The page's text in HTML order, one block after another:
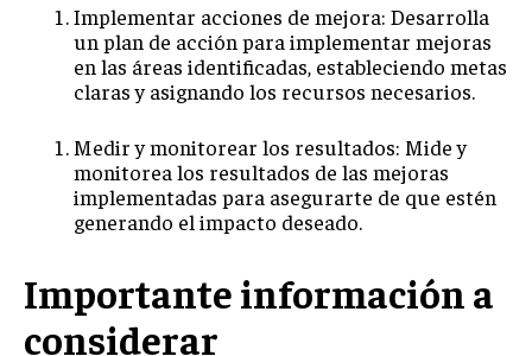
MARKETING B2B
MARKETING B2C
MARKETING DE INFLUENCERS
E-COMMERCE
ESTRATEGIAS DE PRICING Y GESTIÓN DE
PRECIOS
Implementar acciones de mejora: Desarrolla
un plan de acción para implementar mejoras
en las áreas identificadas, estableciendo metas
claras y asignando los recursos necesarios.
Medir y monitorear los resultados: Mide y
monitorea los resultados de las mejoras
implementadas para asegurarte de que estén
generando el impacto deseado.
Importante información a
considerar